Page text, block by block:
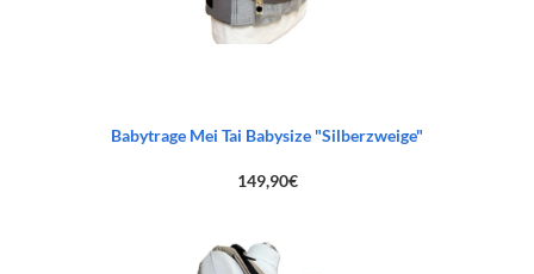
Babytrage Mei Tai Babysize "Silberzweige"
149,90€